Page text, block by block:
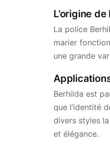
L’origine
La police
marier
une grande
Berhilda est
que l’identité
divers styles
et élégance.